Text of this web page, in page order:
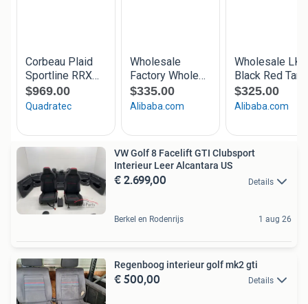
VW Golf 8 Facelift GTI Clubsport
Interieur Leer Alcantara US
€ 2.699,00 Details
Berkel en Rodenrijs 1 aug 26
Regenboog interieur golf mk2 gti
€ 500,00 Details